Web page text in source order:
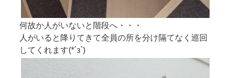
何故か人がいないと階段へ・・・
人がいると降りてきて全員の所を分け隔てなく巡回
してくれます(*´з`)